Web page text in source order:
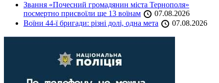
Звання «Почесний громадянин міста Тернополя»
посмертно присвоїли ще 13 воїнам
07.08.2026
Воїни 44-ї бригади: різні долі, одна мета
07.08.2026